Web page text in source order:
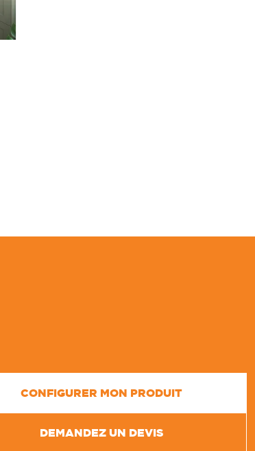
CONFIGURER MON PRODUIT
DEMANDEZ UN DEVIS